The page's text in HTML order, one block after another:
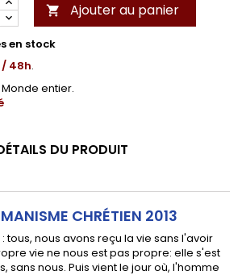
 Ajouter au panier
en stock
48h.
entier.
DU PRODUIT
CHRÉTIEN 2013
tous, nous avons reçu la vie sans l'avoir
vie ne nous est pas propre: elle s'est
sans nous. Puis vient le jour où, l'homme